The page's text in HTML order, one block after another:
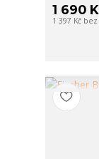
1 690
1 397 Kč bez